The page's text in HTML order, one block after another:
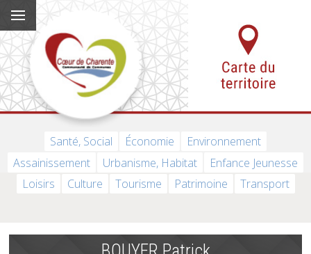
Santé, Social Économie
Environnement
Assainissement
Urbanisme, Habitat
Enfance Jeunesse
Loisirs
Culture Tourisme Patrimoine Transport